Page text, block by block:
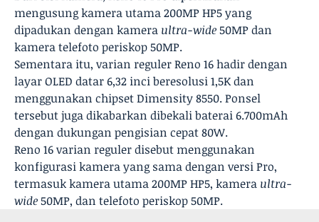
mengusung kamera utama 200MP HP5 yang
dipadukan dengan kamera ultra-wide50MP dan
kamera telefoto periskop 50MP.
Sementara itu, varian reguler Reno 16 hadir dengan
layar OLED datar 6,32 inci beresolusi 1,5K dan
menggunakan chipset Dimensity 8550. Ponsel
tersebut juga dikabarkan dibekali baterai 6.700mAh
dengan dukungan pengisian cepat 80W.
Reno 16 varian reguler disebut menggunakan
konfigurasi kamera yang sama dengan versi Pro,
termasuk kamera utama 200MP HP5, kamera ultra-
wide50MP, dan telefoto periskop 50MP.